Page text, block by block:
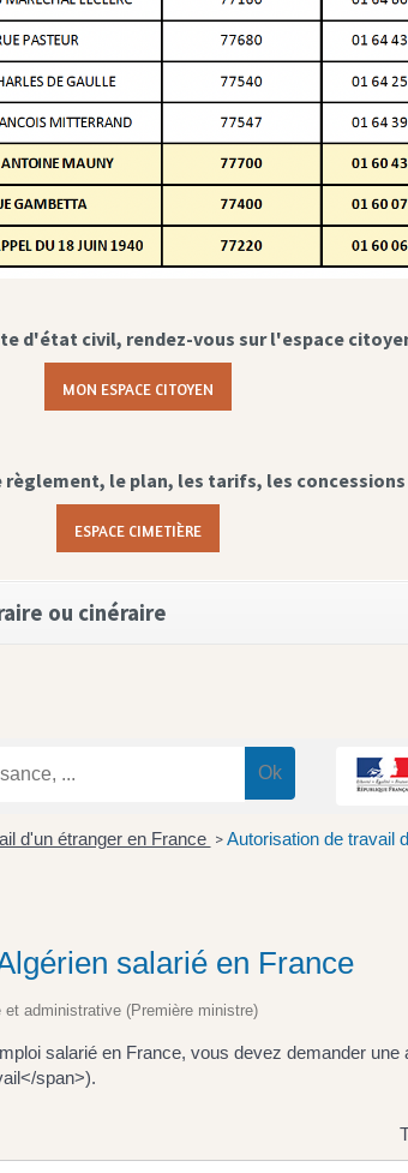
d'état civil, rendez-vous sur l'espace
MON ESPACE CITOYEN
le plan, les tarifs, les concessions
ESPACE CIMETIÈRE
ou cinéraire
d'un étranger en France > Autorisation de travail
salarié en France
administrative (Première ministre)
salarié en France, vous devez demander une
span>).